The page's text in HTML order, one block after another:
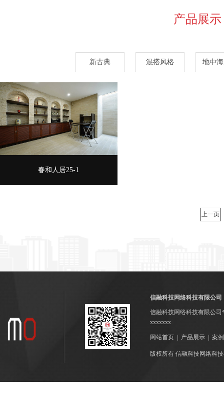
产品展示
新古典 混搭风格 地中
春和人居25-1
上一页
信融科技网络科技有限公司
信融科技网络科技有限公
xxxxxxx
网站首页 产品展示 案
版权所有 信融科技网络科